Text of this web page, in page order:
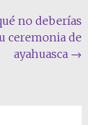
no deberías
ceremonia de
ayahuasca →